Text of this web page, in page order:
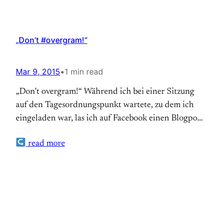
„Don’t #overgram!“
Mar 9, 2015•1 min read
„Don’t overgram!“ Während ich bei einer Sitzung
auf den Tagesordnungspunkt wartete, zu dem ich
eingeladen war, las ich auf Facebook einen Blogpost
und begann, eine Auswahl zu übersetzen und auf die
read more